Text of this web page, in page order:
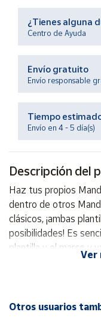
Productos
Solidarios
Ayuda
Centro
Contacto
Vendedores
Mapa de
vendedores
Hazte
vendedor
Área
¿Tienes alguna
Centro de Ayuda
Envío gratuito
Envío responsable
Tiempo
Envío en 4 - 5 día(s)
Descripción del
Haz tus propios
dentro de otros
clásicos, ¡ambas
posibilidades! Es
plantilla y el marco y
Advertencias:
Ver
Otros usuarios